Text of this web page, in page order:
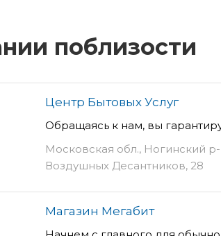
поблизости
Центр Бытовых Услуг
Обращаясь к нам, вы
Московская обл., Ногинский р-
Воздушных Десантников, 28
Магазин Мегабит